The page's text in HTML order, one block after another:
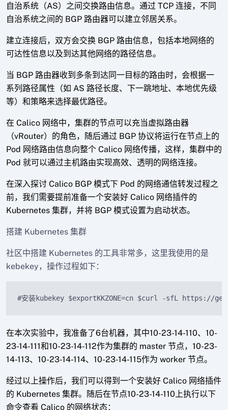
自治系统（AS）之间交换路由信息。通过 TCP 连接，不同
自治系统之间的 BGP 路由器可以建立邻居关系。
建立连接后，双方会交换 BGP 路由信息，包括本地网络的
可达性信息以及到达其他网络的路径信息。
当 BGP 路由器收到多条到达同一目标的路由时，会根据一
系列路径属性（如 AS 路径长度、下一跳地址、本地优先级
等）和策略来选择最优路径。
在 Calico 网络中，集群的节点可以充当虚拟路由器
（vRouter）的角色，随后通过 BGP 协议将运行在节点上的
Pod 网络路由信息向整个 Calico 网络传播，这样，集群中的
Pod 就可以通过主机路由实现高效、透明的网络连接。
在深入探讨 Calico BGP 模式下 Pod 的网络通信转发过程之
前，我们需要提前准备一个安装好 Calico 网络插件的
Kubernetes 集群，并将 BGP 模式设置为启动状态。
搭建 Kubernetes 集群
社区中搭建 Kubernetes 的工具非常多，这里我使用的是
kebekey，操作过程如下：
#安装kubekey $exportKKZONE=cn $curl -sfL
在本次实验中，我准备了6台机器，其中10-23-14-110、10-
23-14-111和10-23-14-112作为集群的 master 节点，10-23-
14-113、10-23-14-114、10-23-14-115作为 worker 节点。
经过以上操作后，我们可以得到一个安装好 Calico 网络插件
的 Kubernetes 集群。随后在节点10-23-14-110上执行以下
命令查看 Calico 的网络状态：